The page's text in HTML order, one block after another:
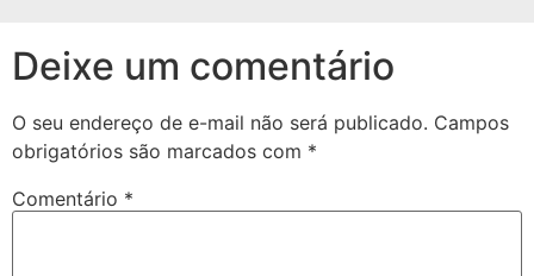
Deixe um comentário
O seu endereço de e-mail não será publicado. Campos
obrigatórios são marcados com *
Comentário *